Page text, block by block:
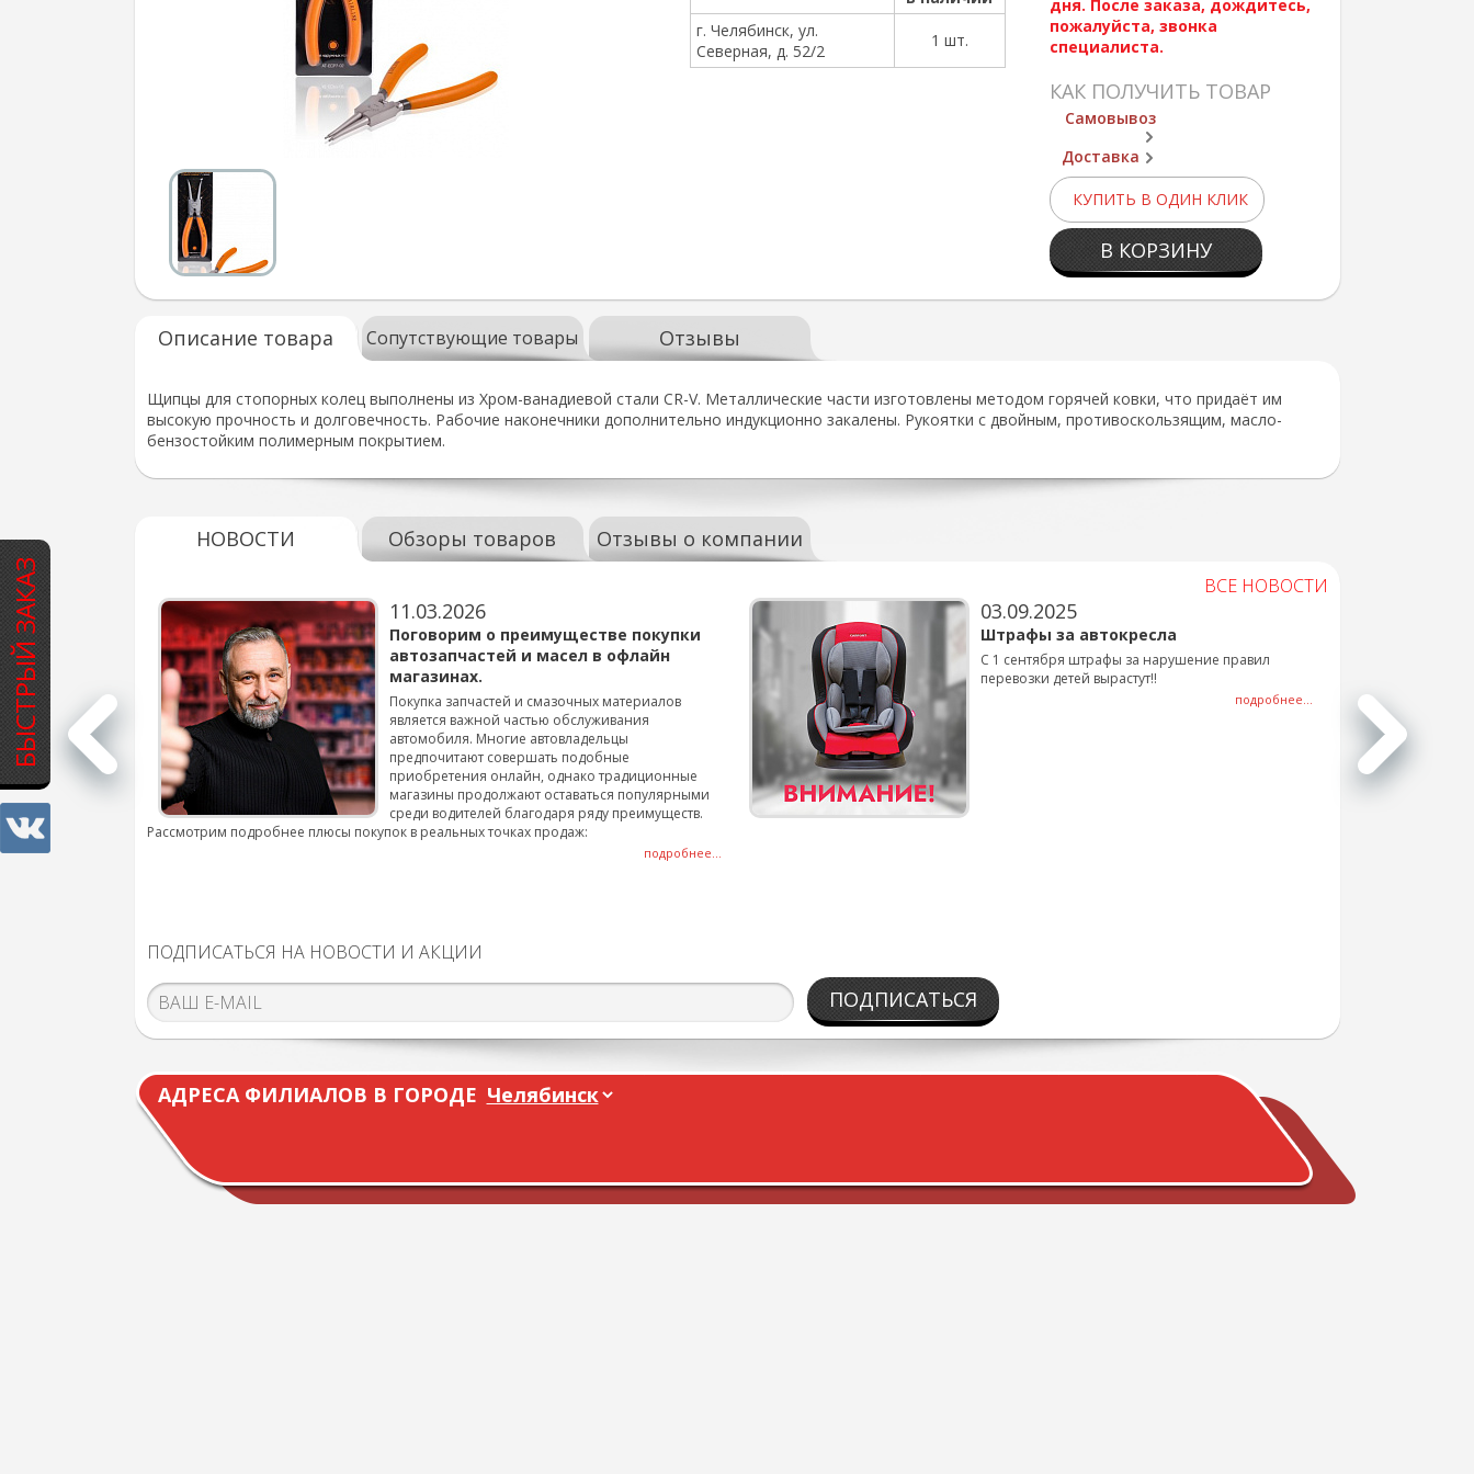
БЫСТРЫЙ ЗАКАЗ
дня. После заказа, дождитесь,
пожалуйста, звонка
специалиста.
КАК ПОЛУЧИТЬ ТОВАР
Самовывоз
Доставка
КУПИТЬ В ОДИН КЛИК
В КОРЗИНУ
г. Челябинск, ул.
Северная, д. 52/2
1 шт.
Описание товара Сопутствующие товары Отзывы
Щипцы для стопорных колец выполнены из Хром-ванадиевой стали CR-V. Металлические части изготовлены методом горячей ковки, что придаёт им
высокую прочность и долговечность. Рабочие наконечники дополнительно индукционно закалены. Рукоятки с двойным, противоскользящим, масло-
бензостойким полимерным покрытием.
НОВОСТИ Обзоры товаров Отзывы о компании
ВСЕ НОВОСТИ
для
смены шин на
подробнее...
11.03.2026
Поговорим о преимуществе покупки
автозапчастей и масел в офлайн
магазинах.
Покупка запчастей и смазочных материалов
является важной частью обслуживания
автомобиля. Многие автовладельцы
предпочитают совершать подобные
приобретения онлайн, однако традиционные
магазины продолжают оставаться популярными
среди водителей благодаря ряду преимуществ.
Рассмотрим подробнее плюсы покупок в реальных точках продаж:
подробнее...
03.09.2025
Штрафы за автокресла
С 1 сентября штрафы за нарушение правил
перевозки детей вырастут!!
подробнее...
ПОДПИСАТЬСЯ НА НОВОСТИ И АКЦИИ
ПОДПИСАТЬСЯ
АДРЕСА ФИЛИАЛОВ В ГОРОДЕ